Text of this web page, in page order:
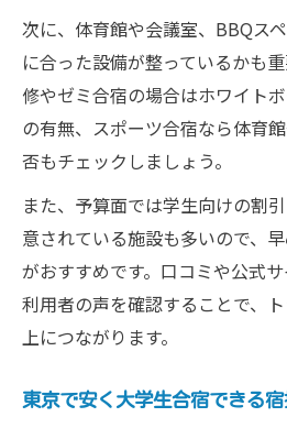
大学生合宿に欠かせな
目的に合わせた大学生合宿
大学生合宿の目的別東
サークル合宿とゼミ合
ト
スポーツ系大学生合宿
設
研究・研修向き東京都
交流重視の大学生合宿
東京都の合宿で失敗しない
大学生合宿で東京都施
次に、体育館や会議室、BBQス
に合った設備が整っているかも
修やゼミ合宿の場合はホワイト
の有無、スポーツ合宿なら体育
否もチェックしましょう。
また、予算面では学生向けの割
意されている施設も多いので、
がおすすめです。口コミや公式
利用者の声を確認することで、
上につながります。
東京で安く大学生合宿できる